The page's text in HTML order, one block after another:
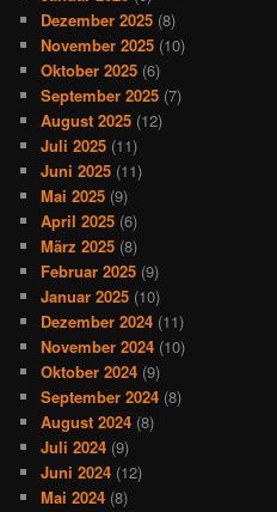
Dezember 2025 (8)
November 2025 (10)
Oktober 2025 (6)
September 2025 (7)
August 2025 (12)
Juli 2025 (11)
Juni 2025 (11)
Mai 2025 (9)
April 2025 (6)
März 2025 (8)
Februar 2025 (9)
Januar 2025 (10)
Dezember 2024 (11)
November 2024 (10)
Oktober 2024 (9)
September 2024 (8)
August 2024 (8)
Juli 2024 (9)
Juni 2024 (12)
Mai 2024 (8)